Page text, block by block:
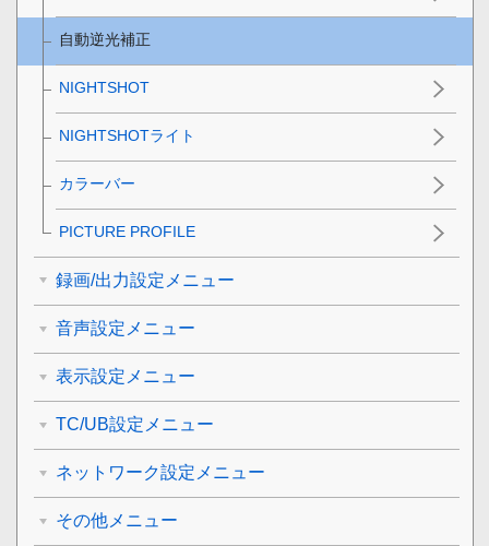
自動逆光補正
NIGHTSHOT
NIGHTSHOTライト
カラーバー
PICTURE PROFILE
録画/出力設定メニュー
音声設定メニュー
表示設定メニュー
TC/UB設定メニュー
ネットワーク設定メニュー
その他メニュー